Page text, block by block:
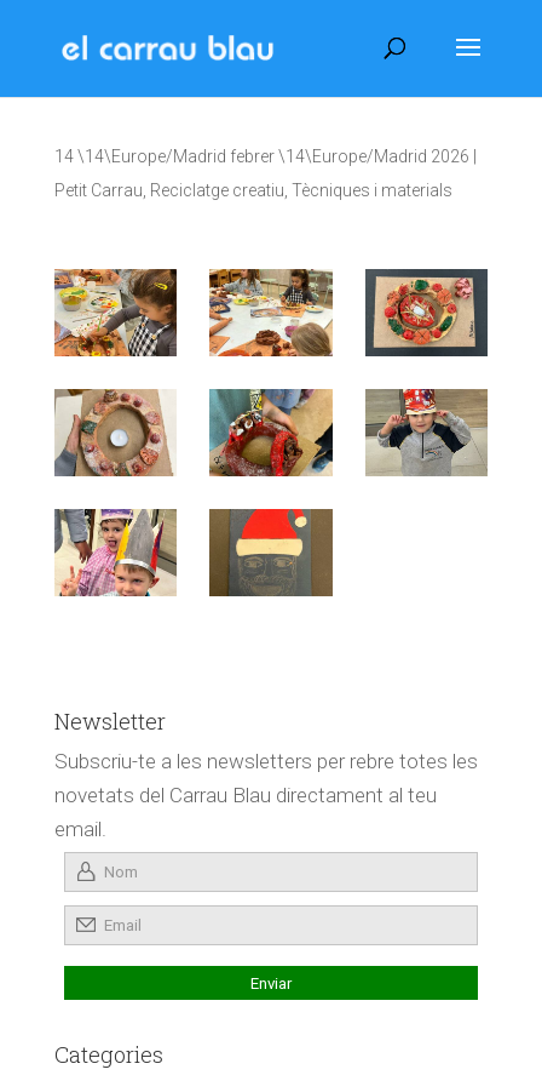
14 \14\Europe/Madrid febrer \14\Europe/Madrid 2026
Petit Carrau Reciclatge creatiu Tècniques i materials
Newsletter
Subscriu-te a les newsletters per rebre totes les
novetats del Carrau Blau directament al teu
email.
Categories